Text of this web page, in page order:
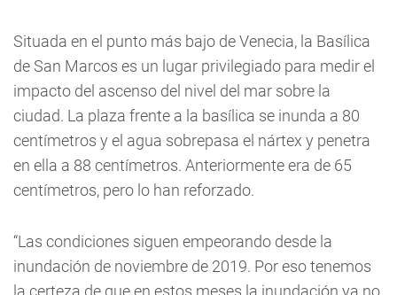
Situada en el punto más bajo de Venecia, la Basílica
de San Marcos es un lugar privilegiado para medir el
impacto del ascenso del nivel del mar sobre la
ciudad. La plaza frente a la basílica se inunda a 80
centímetros y el agua sobrepasa el nártex y penetra
en ella a 88 centímetros. Anteriormente era de 65
centímetros, pero lo han reforzado.
“Las condiciones siguen empeorando desde la
inundación de noviembre de 2019. Por eso tenemos
la certeza de que en estos meses la inundación ya no